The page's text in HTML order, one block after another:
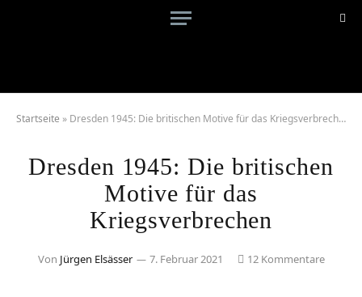
Startseite » Dresden 1945: Die britischen Motive für das Kriegsverbrechen
Dresden 1945: Die britischen
Motive für das
Kriegsverbrechen
Von Jürgen Elsässer 7. Februar 2021 12 Kommentare